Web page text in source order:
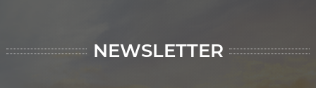
NEWSLETTER